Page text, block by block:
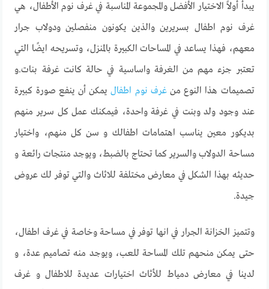
يبدأ أولاً الاختيار الأفضل والمجموعة المناسبة في غرف نوم الأطفال، هي
غرف نوم اطفال بسريرين والذين يكونون منفصلين ودولاب جرار
معهم، فهذا يساعد في المساحات الكبيرة بالمنزل، وتسريحه ايضًا التي
تعتبر جزء مهم من الغرفة واساسية في حالة كانت غرفة بنات.و
تصميمات هذا النوع منغرف نوم اطفاليمكن أن ينفع صورة كبيرة
عند وجود ولد وبنت في غرفة واحدة، فيمكنك عمل كل سرير منهم
بديكور معين يناسب اهتمامات اطفالك و سن كل منهم، واختيار
مساحة الدولاب والسرير كما تحتاج بالضبط، ويوجد منتجات رائعة و
حديثه بهذا الشكل في معارض مختلفة للاثاث والتي توفر لك عروض
جيدة.
وتتميز الخزانة الجرار في انها توفر في مساحة وخاصة في غرف اطفال،
حتى يمكن منحهم تلك المساحة للعب، ويوجد منه تصاميم عدة، و
لدينا في معارض دمياط للأثاث اختيارات عديدة للاطفال و غرف